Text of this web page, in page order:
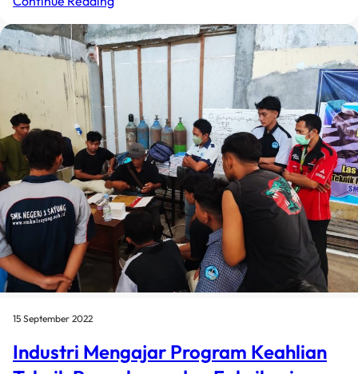
15 September 2022
Industri Mengajar Program Keahlian